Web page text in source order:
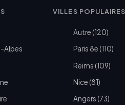
Alpes
VILLES POPULAIRES
Autre (120)
Paris 8e (110)
Reims (109)
Nice (81)
Angers (73)